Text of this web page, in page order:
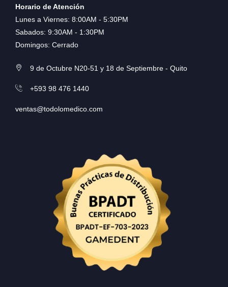
Horario de Atención
Lunes a Viernes: 8:00AM - 5:30PM
Sabados: 9:30AM - 1:30PM
Domingos: Cerrado
9 de Octubre N20-51 y 18 de Septiembre - Quito
+593 98 476 1440
ventas@todolomedico.com